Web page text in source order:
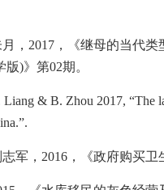
， 2017 ，《继母的当代
版)》第02期。
& B. Zhou 2017, “The
军， 2016 ，《政府购买